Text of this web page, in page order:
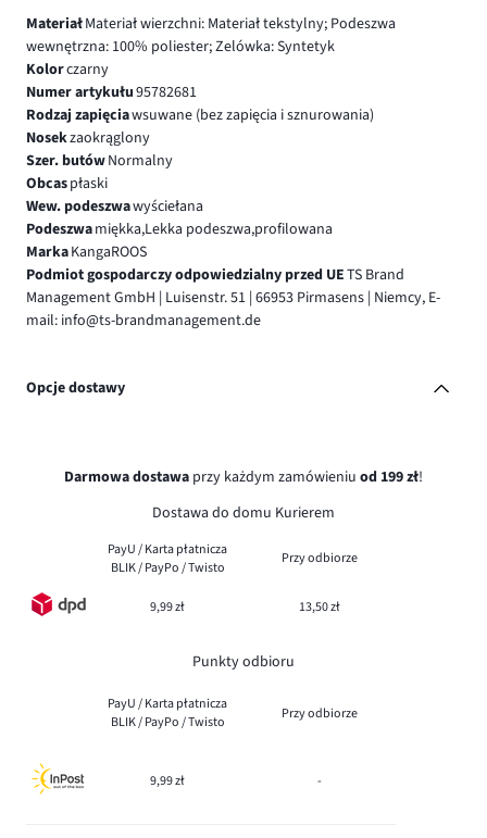
MateriałMateriał wierzchni: Materiał tekstylny; Podeszwa
wewnętrzna: 100% poliester; Zelówka: Syntetyk
Kolorczarny
Numer artykułu95782681
Rodzaj zapięciawsuwane (bez zapięcia i sznurowania)
Nosekzaokrąglony
Szer. butówNormalny
Obcaspłaski
Wew. podeszwawyściełana
Podeszwamiękka,Lekka podeszwa,profilowana
MarkaKangaROOS
Podmiot gospodarczy odpowiedzialny przed UETS Brand
Management GmbH | Luisenstr. 51 | 66953 Pirmasens | Niemcy, E-
mail: info@ts-brandmanagement.de
Opcje dostawy
Darmowa dostawa przy każdym zamówieniu od 199 zł!
Dostawa do domu Kurierem
PayU / Karta płatnicza
BLIK / PayPo / Twisto
Przy odbiorze
9,99 zł 13,50 zł
Punkty odbioru
PayU / Karta płatnicza
BLIK / PayPo / Twisto
Przy odbiorze
9,99 zł -